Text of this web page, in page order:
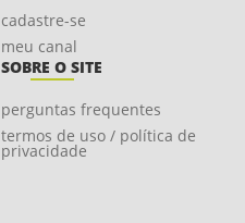
cadastre-se
meu canal
SOBRE O SITE
perguntas frequentes
termos de uso / política de
privacidade